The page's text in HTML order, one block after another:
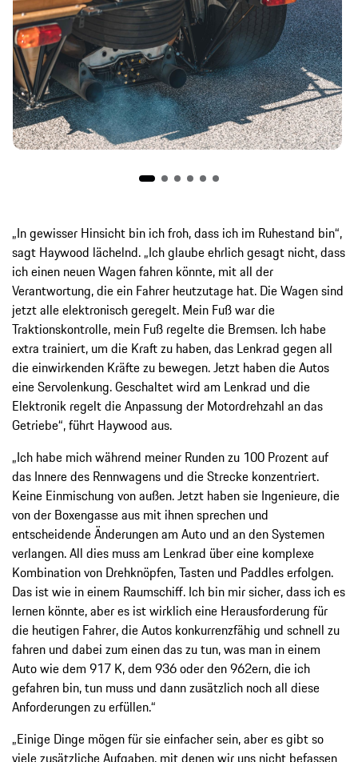
„In gewisser Hinsicht bin ich froh, dass ich im Ruhestand bin“,
sagt Haywood lächelnd. „Ich glaube ehrlich gesagt nicht, dass
ich einen neuen Wagen fahren könnte, mit all der
Verantwortung, die ein Fahrer heutzutage hat. Die Wagen sind
jetzt alle elektronisch geregelt. Mein Fuß war die
Traktionskontrolle, mein Fuß regelte die Bremsen. Ich habe
extra trainiert, um die Kraft zu haben, das Lenkrad gegen all
die einwirkenden Kräfte zu bewegen. Jetzt haben die Autos
eine Servolenkung. Geschaltet wird am Lenkrad und die
Elektronik regelt die Anpassung der Motordrehzahl an das
Getriebe“, führt Haywood aus.
„Ich habe mich während meiner Runden zu 100 Prozent auf
das Innere des Rennwagens und die Strecke konzentriert.
Keine Einmischung von außen. Jetzt haben sie Ingenieure, die
von der Boxengasse aus mit ihnen sprechen und
entscheidende Änderungen am Auto und an den Systemen
verlangen. All dies muss am Lenkrad über eine komplexe
Kombination von Drehknöpfen, Tasten und Paddles erfolgen.
Das ist wie in einem Raumschiff. Ich bin mir sicher, dass ich es
lernen könnte, aber es ist wirklich eine Herausforderung für
die heutigen Fahrer, die Autos konkurrenzfähig und schnell zu
fahren und dabei zum einen das zu tun, was man in einem
Auto wie dem 917 K, dem 936 oder den 962ern, die ich
gefahren bin, tun muss und dann zusätzlich noch all diese
Anforderungen zu erfüllen.“
„Einige Dinge mögen für sie einfacher sein, aber es gibt so
viele zusätzliche Aufgaben, mit denen wir uns nicht befassen